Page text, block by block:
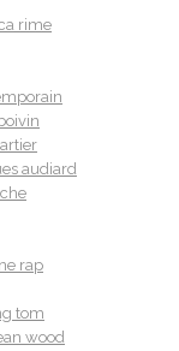
rime
audiard
rap
tom
wood